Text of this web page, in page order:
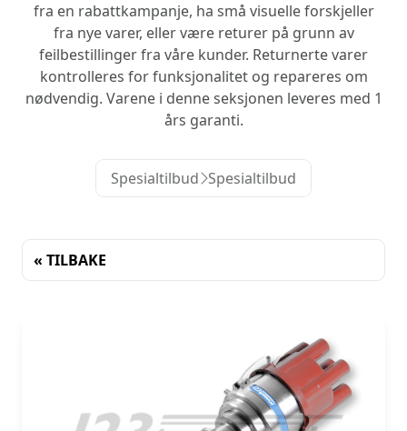
fra en rabattkampanje, ha små visuelle forskjeller
fra nye varer, eller være returer på grunn av
feilbestillinger fra våre kunder. Returnerte varer
kontrolleres for funksjonalitet og repareres om
nødvendig. Varene i denne seksjonen leveres med 1
års garanti.
Spesialtilbud Spesialtilbud
« TILBAKE